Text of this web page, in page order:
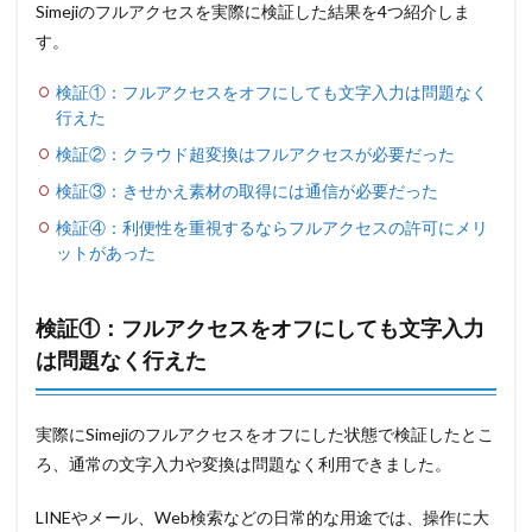
Simejiのフルアクセスを実際に検証した結果を4つ紹介しま
す。
検証①：フルアクセスをオフにしても文字入力は問題なく
行えた
検証②：クラウド超変換はフルアクセスが必要だった
検証③：きせかえ素材の取得には通信が必要だった
検証④：利便性を重視するならフルアクセスの許可にメリ
ットがあった
検証①：フルアクセスをオフにしても文字入力
は問題なく行えた
実際にSimejiのフルアクセスをオフにした状態で検証したとこ
ろ、通常の文字入力や変換は問題なく利用できました。
LINEやメール、Web検索などの日常的な用途では、操作に大